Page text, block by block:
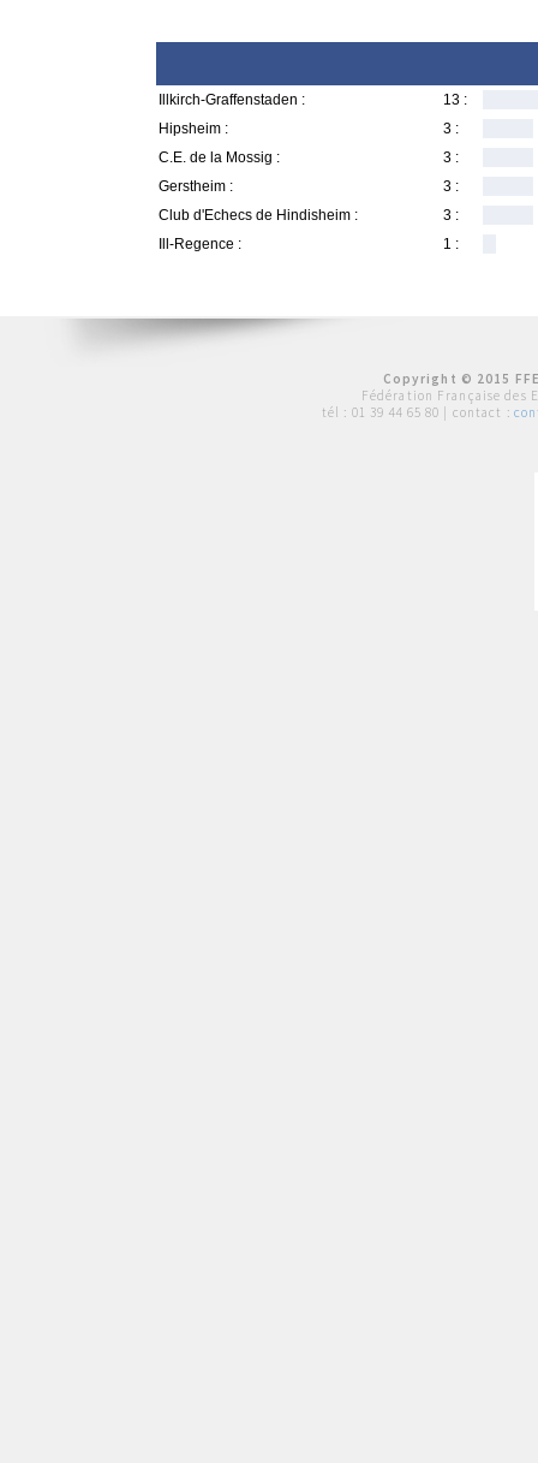
Illkirch-Graffenstaden :
13 :
Hipsheim :
3 :
C.E. de la Mossig :
3 :
Gerstheim :
3 :
Club d'Echecs de Hindisheim :
3 :
Ill-Regence :
1 :
Copyright © 2015
Fédération Française des
tél : 01 39 44 65 80 | contact :